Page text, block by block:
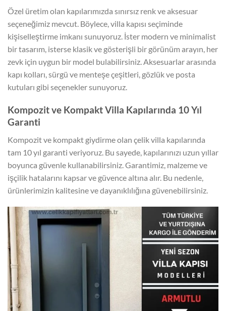
Özel üretim olan kapılarımızda sınırsız renk ve aksesuar
seçeneğimiz mevcut. Böylece, villa kapısı seçiminde
kişiselleştirme imkanı sunuyoruz. İster modern ve minimalist
bir tasarım, isterse klasik ve gösterişli bir görünüm arayın, her
zevk için uygun bir model bulabilirsiniz. Aksesuarlar arasında
kapı kolları, sürgü ve menteşe çeşitleri, gözlük ve posta
kutuları gibi seçenekler sunuyoruz.
Kompozit ve Kompakt Villa Kapılarında 10 Yıl
Garanti
Kompozit ve kompakt giydirme olan çelik villa kapılarında
tam 10 yıl garanti veriyoruz. Bu sayede, kapılarınızı uzun yıllar
boyunca güvenle kullanabilirsiniz. Garantimiz, malzeme ve
işçilik hatalarını kapsar ve güvence altına alır. Bu nedenle,
ürünlerimizin kalitesine ve dayanıklılığına güvenebilirsiniz.